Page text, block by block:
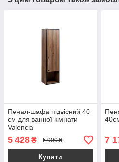
Пенал-шафа підвісний 40
см для ванної кімнати
Valencia
5 428 ₴ 5 900 ₴
Купити
7